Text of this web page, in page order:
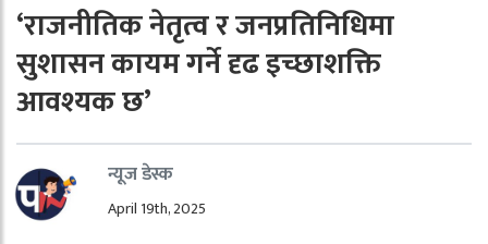
‘राजनीतिक नेतृत्व र जनप्रतिनिधिमा
सुशासन कायम गर्ने दृढ इच्छाशक्ति
आवश्यक छ’
न्यूज डेस्क
April 19th, 2025